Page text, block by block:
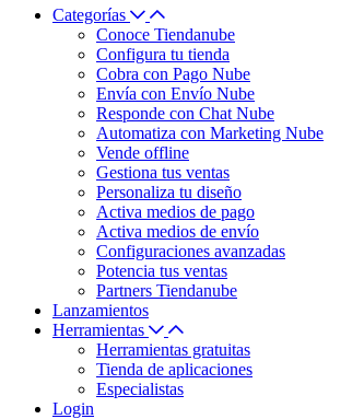
Categorías
Conoce Tiendanube
Configura tu tienda
Cobra con Pago Nube
Envía con Envío Nube
Responde con Chat Nube
Automatiza con Marketing Nube
Vende offline
Gestiona tus ventas
Personaliza tu diseño
Activa medios de pago
Activa medios de envío
Configuraciones avanzadas
Potencia tus ventas
Partners Tiendanube
Lanzamientos
Herramientas
Herramientas gratuitas
Tienda de aplicaciones
Especialistas
Login